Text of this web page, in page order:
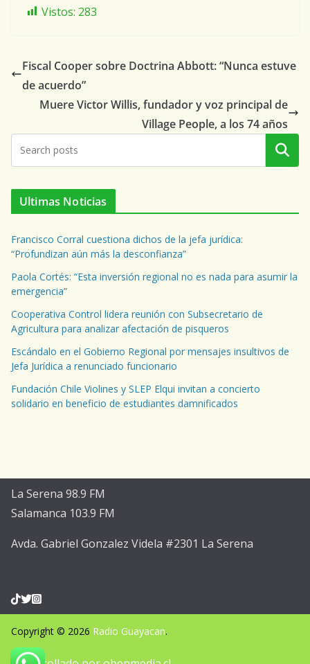
Vistos: 283
Fiscal Cooper sobre Doctrina Abbott: “Nunca estuve
de acuerdo”
Muere Victor Willis, fundador y voz principal de
Village People, a los 74 años
Buscar
Ultimas Noticias
Francisco Corral cuestiona dichos de la jefa jurídica:
“Profundizan aún más la desconfianza”
Paola Cortés: “Esta inversión regional no es nada para asumir la
emergencia”
Cooperativa Control lidera reunión con Subsecretario de
Agricultura para analizar afectación de pisqueros
Escándalo en el Gobierno Regional por mensajes insultivos de
Jefa Jurídica a renunciado funcionario
Fundación Chile Violines y SLEP Elqui invitan a concierto
solidario en beneficio de estudiantes damnificados
La Serena 98.9 FM
Salamanca 103.9 FM
Avda. Gabriel Gonzalez Videla #2301 La Serena
Copyright © 2026 Radio Guayacan.